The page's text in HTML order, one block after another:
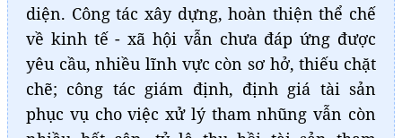
diện. Công tác xây dựng, hoàn thiện thể chế
về kinh tế - xã hội vẫn chưa đáp ứng được
yêu cầu, nhiều lĩnh vực còn sơ hở, thiếu chặt
chẽ; công tác giám định, định giá tài sản
phục vụ cho việc xử lý tham nhũng vẫn còn